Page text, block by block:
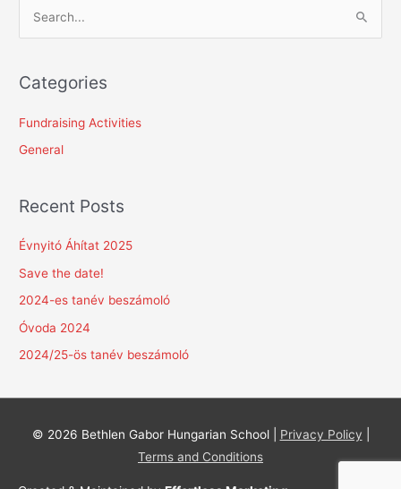
r
c
r
:
Categories
Fundraising Activities
General
Recent Posts
Évnyitó Áhítat 2025
Save the date!
2024-es tanév beszámoló
Óvoda 2024
2024/25-ös tanév beszámoló
© 2026 Bethlen Gabor Hungarian School| Privacy Policy
Terms and Conditions